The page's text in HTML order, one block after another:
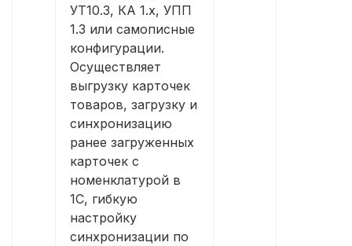
УТ10.3, КА 1.x, УПП
1.3 или самописные
конфигурации.
Осуществляет
выгрузку карточек
товаров, загрузку и
синхронизацию
ранее загруженных
карточек с
номенклатурой в
1С, гибкую
настройку
синхронизации по